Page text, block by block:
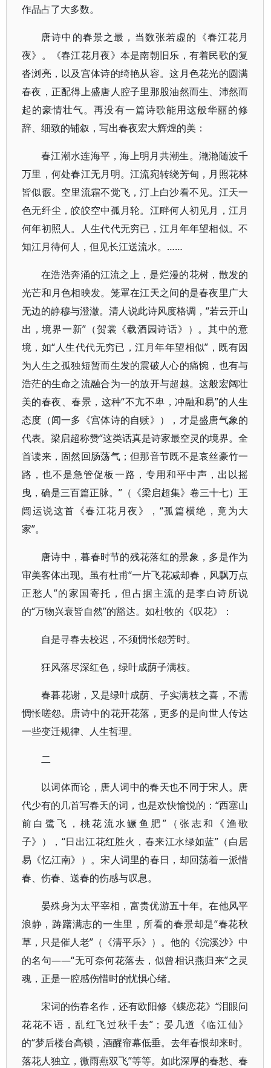
作品占了大多数。
唐诗中的春景之最，当数张若虚的《春江花月
夜》。《春江花月夜》本是南朝旧乐，有着民歌的复
沓浏亮，以及宫体诗的绮艳从容。这月色花光的圆满
春夜，正配得上盛唐人腔子里那股油然而生、沛然而
起的豪情壮气。再没有一篇诗歌能用这般华丽的修
辞、细致的铺叙，写出春夜宏大辉煌的美：
春江潮水连海平，海上明月共潮生。滟滟随波千
万里，何处春江无月明。江流宛转绕芳甸，月照花林
皆似霰。空里流霜不觉飞，汀上白沙看不见。江天一
色无纤尘，皎皎空中孤月轮。江畔何人初见月，江月
何年初照人。人生代代无穷已，江月年年望相似。不
知江月待何人，但见长江送流水。……
在浩浩奔涌的江流之上，是烂漫的花树，散发的
光芒和月色相映发。笼罩在江天之间的是春夜里广大
无边的静穆与澄澈。清人说此诗风度格调，“若云开山
出，境界一新”（贺裳《载酒园诗话》）。其中的意
境，如“人生代代无穷已，江月年年望相似”，既有因
为人生之孤独短暂而生发的震破人心的痛惋，也有与
浩茫的生命之流融合为一的放开与超越。这般宏阔壮
美的春夜、春景，这种“不亢不卑，冲融和易”的人生
态度（闻一多《宫体诗的自赎》），才是盛唐气象的
代表。梁启超称赞“这类话真是诗家最空灵的境界。全
首读来，固然回肠荡气；但那音节既不是哀丝豪竹一
路，也不是急管促板一路，专用和平中声，出以摇
曳，确是三百篇正脉。”（《梁启超集》卷三十七）王
闿运说这首《春江花月夜》，“孤篇横绝，竟为大
家”。
唐诗中，暮春时节的残花落红的景象，多是作为
审美客体出现。虽有杜甫“一片飞花减却春，风飘万点
正愁人”的家国寄托，但占据主流的是李白诗所说
的“万物兴衰皆自然”的豁达。如杜牧的《叹花》：
自是寻春去校迟，不须惆怅怨芳时。
狂风落尽深红色，绿叶成荫子满枝。
春暮花谢，又是绿叶成荫、子实满枝之喜，不需
惆怅嗟怨。唐诗中的花开花落，更多的是向世人传达
一些变迁规律、人生哲理。
二
以词体而论，唐人词中的春天也不同于宋人。唐
代少有的几首写春天的词，也是欢快愉悦的：“西塞山
前白鹭飞，桃花流水鳜鱼肥”（张志和《渔歌
子》），“日出江花红胜火，春来江水绿如蓝”（白居
易《忆江南》）。宋人词里的春日，却回荡着一派惜
春、伤春、送春的伤感与叹息。
晏殊身为太平宰相，富贵优游五十年。在他风平
浪静，踌躇满志的一生里，所看的春景却是“春花秋
草，只是催人老”（《清平乐》）。他的《浣溪沙》中
的名句——“无可奈何花落去，似曾相识燕归来”之灵
魂，正是一腔感伤惜时的忧惧心绪。
宋词的伤春名作，还有欧阳修《蝶恋花》“泪眼问
花花不语，乱红飞过秋千去”；晏几道《临江仙》
的“梦后楼台高锁，酒醒帘幕低垂。去年春恨却来时。
落花人独立，微雨燕双飞”等等。如此深厚的春愁、春